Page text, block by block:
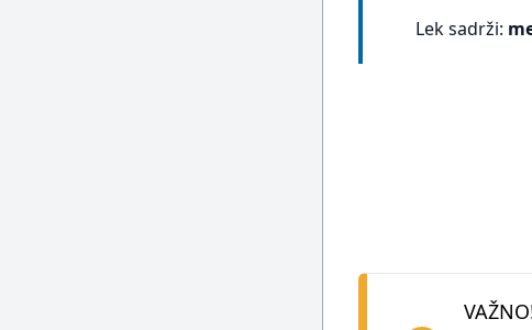
Lek sadrži: